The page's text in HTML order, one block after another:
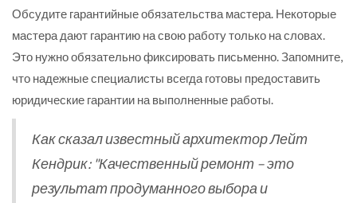
Обсудите гарантийные обязательства мастера. Некоторые
мастера дают гарантию на свою работу только на словах.
Это нужно обязательно фиксировать письменно. Запомните,
что надежные специалисты всегда готовы предоставить
юридические гарантии на выполненные работы.
Как сказал известный архитектор Лейт
Кендрик: "Качественный ремонт – это
результат продуманного выбора и